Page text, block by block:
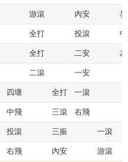
游滾 內安
全打 投滾
全打 二安
二滾 一安
四壞 全打 一滾
中飛 三滾 右飛
投滾 三振 一滾
右飛 內安 游滾